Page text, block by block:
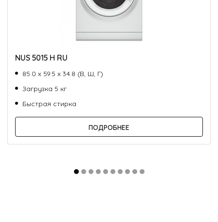
NUS 5015 H RU
85.0 х 59.5 х 34.8 (В, Ш, Г)
Загрузка 5 кг
Быстрая стирка
ПОДРОБНЕЕ